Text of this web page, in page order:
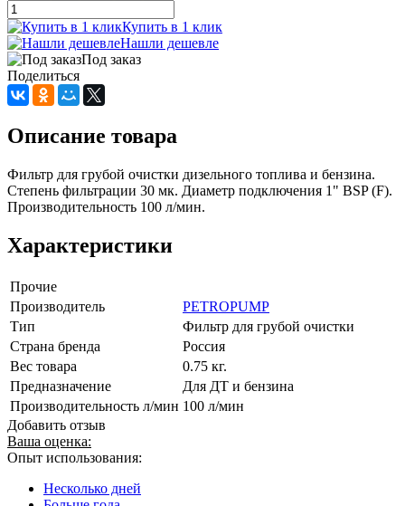
Купить в 1 клик
Нашли дешевле
Под заказ
Поделиться
Описание товара
Фильтр для грубой очистки дизельного топлива и бензина.
Степень фильтрации 30 мк. Диаметр подключения 1" BSP (F).
Производительность 100 л/мин.
Характеристики
Прочие
Производитель
PETROPUMP
Тип
Фильтр для грубой очистки
Страна бренда
Россия
Вес товара
0.75 кг.
Предназначение
Для ДТ и бензина
Производительность л/мин 100 л/мин
Добавить отзыв
Ваша оценка:
Опыт использования:
Несколько дней